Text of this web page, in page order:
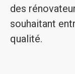
des
souhaitant
qualité.